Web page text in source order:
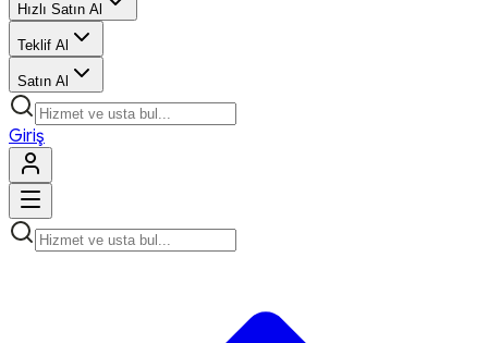
Hızlı Satın Al
Teklif Al
Satın Al
Giriş